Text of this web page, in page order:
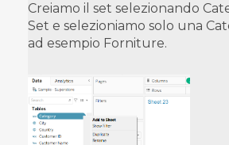
Creiamo il set selezionando
Set e selezioniamo solo una
ad esempio Forniture.